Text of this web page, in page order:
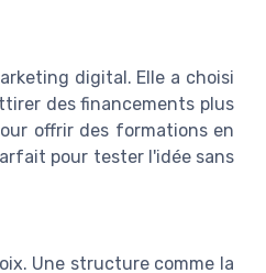
digital. Elle a choisi
des financements plus
offrir des formations en
pour tester l'idée sans
Une structure comme la